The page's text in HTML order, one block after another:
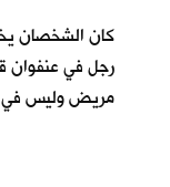
كان الشخصان
رجل في عنفوان
مريض وليس في